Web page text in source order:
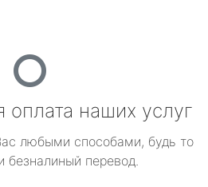
оплата наших услуг
любыми способами, будь то
безналиный перевод.